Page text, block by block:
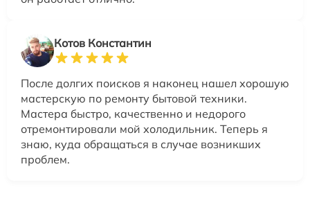
Котов Константин
После долгих поисков я наконец нашел хорошую
мастерскую по ремонту бытовой техники.
Мастера быстро, качественно и недорого
отремонтировали мой холодильник. Теперь я
знаю, куда обращаться в случае возникших
проблем.